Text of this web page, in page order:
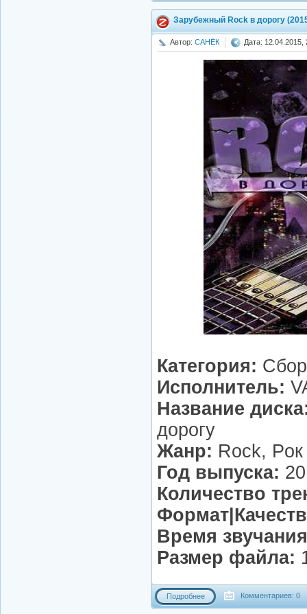
Зарубежный Rock в дорогу
Автор: САНЁК Дата: 12.04.2015,
Категория:
Исполнитель:
Название
дорогу
Жанр: Rock, Pок
Год выпуска:
Количество
Время
Размер файла:
Подробнее Комментариев: 0